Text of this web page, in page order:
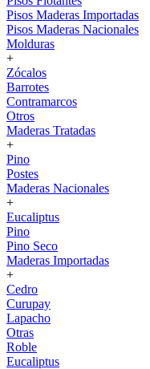
Pisos Maderas Importadas
Pisos Maderas Nacionales
Molduras
+
Zócalos
Barrotes
Contramarcos
Otros
Maderas Tratadas
+
Pino
Postes
Maderas Nacionales
+
Eucaliptus
Pino
Pino Seco
Maderas Importadas
+
Cedro
Curupay
Lapacho
Otras
Roble
Eucaliptus